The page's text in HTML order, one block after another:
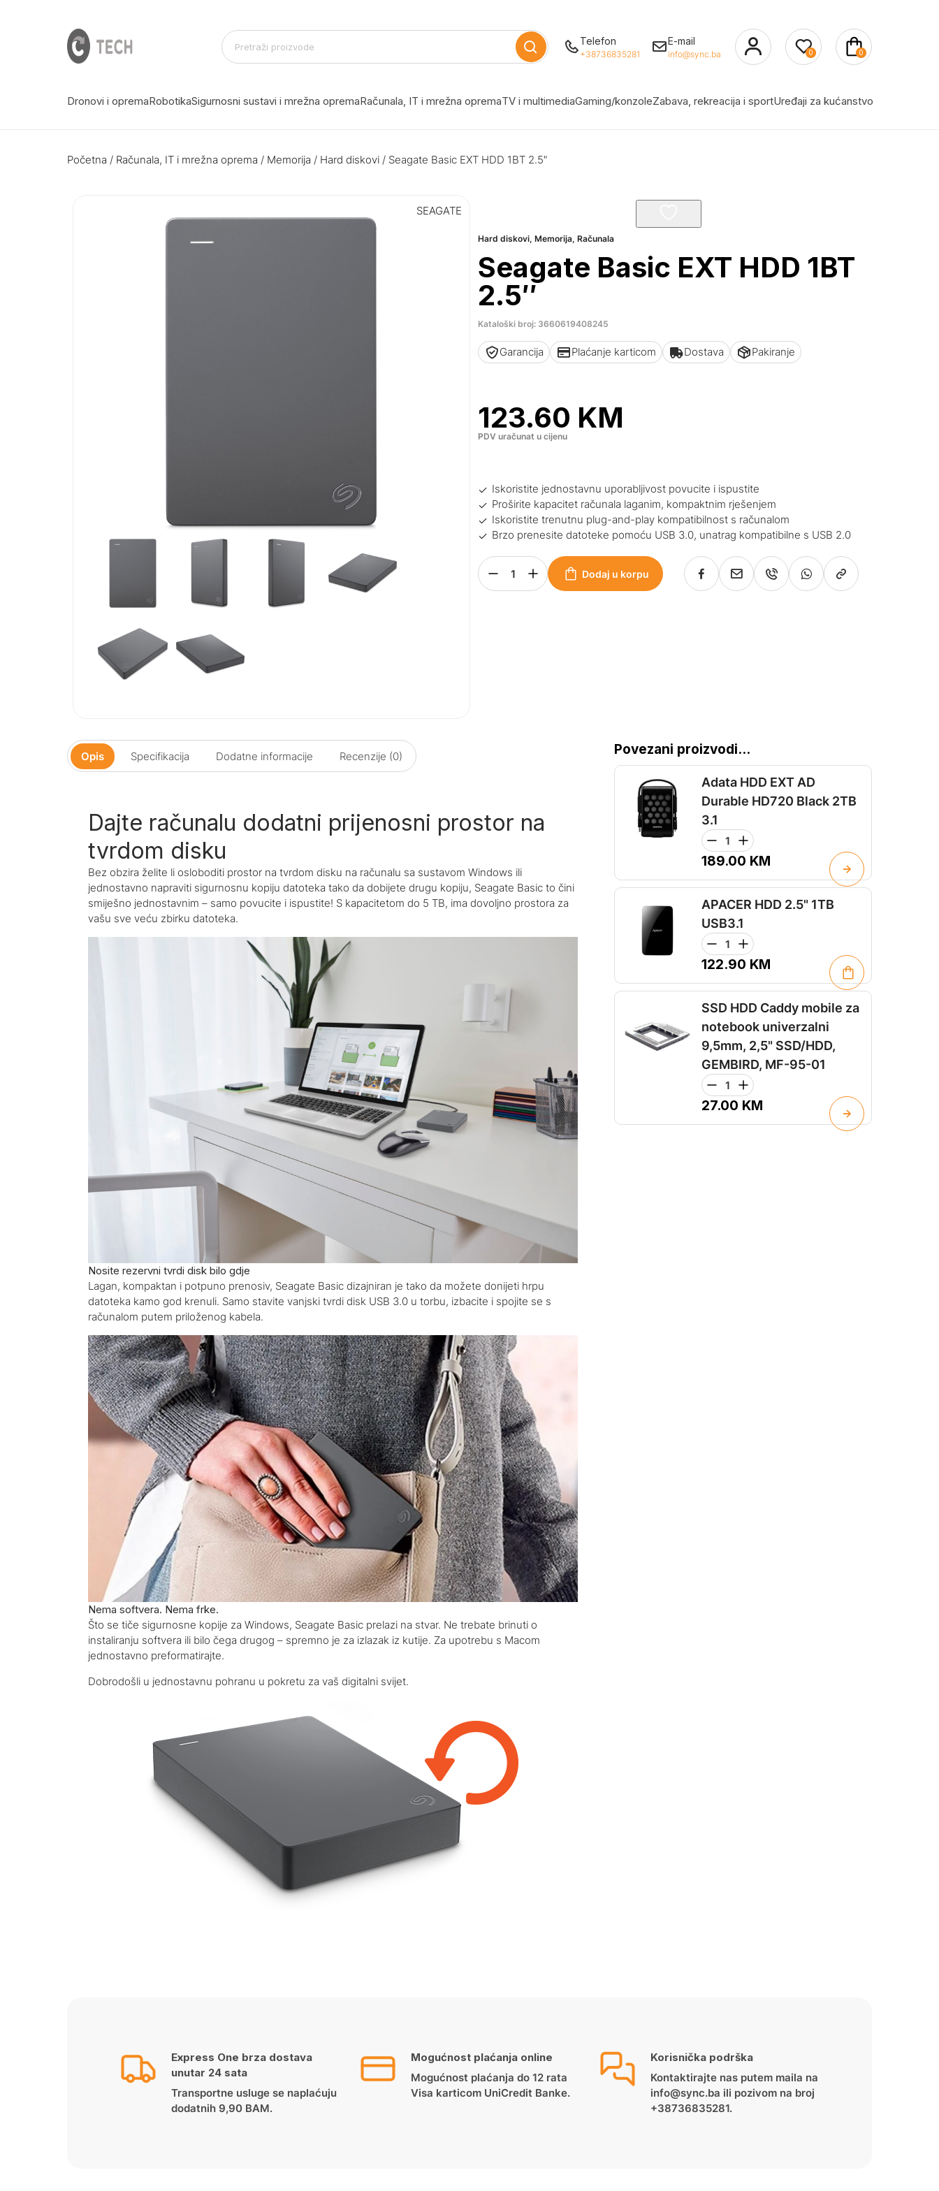
Telefon
+38736835281
E-mail
info@sync.ba 0 0
Dronovi i opremaRobotikaSigurnosni sustavi i mrežna opremaRačunala, IT i mrežna opremaTV i multimediaGaming/konzoleZabava, rekreacija i sportUređaji za kućanstvo
Početna / Računala, IT i mrežna oprema / Memorija / Hard diskovi / Seagate Basic EXT HDD 1BT 2.5″
SEAGATE
Hard diskovi,Memorija,Računala
Seagate Basic EXT HDD 1BT
2.5″
Kataloški broj: 3660619408245
Garancija Plaćanje karticom Dostava Pakiranje
123.60 KM
PDV uračunat u cijenu
Iskoristite jednostavnu uporabljivost povucite i ispustite
Proširite kapacitet računala laganim, kompaktnim rješenjem
Iskoristite trenutnu plug-and-play kompatibilnost s računalom
Brzo prenesite datoteke pomoću USB 3.0, unatrag kompatibilne s USB 2.0
Dodaj u korpu
Opis Specifikacija Dodatne informacije Recenzije (0)
Dajte računalu dodatni prijenosni prostor na
tvrdom disku
Bez obzira želite li osloboditi prostor na tvrdom disku na računalu sa sustavom Windows ili
jednostavno napraviti sigurnosnu kopiju datoteka tako da dobijete drugu kopiju, Seagate Basic to čini
smiješno jednostavnim – samo povucite i ispustite! S kapacitetom do 5 TB, ima dovoljno prostora za
vašu sve veću zbirku datoteka.
Nosite rezervni tvrdi disk bilo gdje
Lagan, kompaktan i potpuno prenosiv, Seagate Basic dizajniran je tako da možete donijeti hrpu
datoteka kamo god krenuli. Samo stavite vanjski tvrdi disk USB 3.0 u torbu, izbacite i spojite se s
računalom putem priloženog kabela.
Nema softvera. Nema frke.
Što se tiče sigurnosne kopije za Windows, Seagate Basic prelazi na stvar. Ne trebate brinuti o
instaliranju softvera ili bilo čega drugog – spremno je za izlazak iz kutije. Za upotrebu s Macom
jednostavno preformatirajte.
Dobrodošli u jednostavnu pohranu u pokretu za vaš digitalni svijet.
Povezani proizvodi...
Adata HDD EXT AD
Durable HD720 Black 2TB
3.1
189.00 KM
APACER HDD 2.5" 1TB
USB3.1
122.90 KM
SSD HDD Caddy mobile za
notebook univerzalni
9,5mm, 2,5" SSD/HDD,
GEMBIRD, MF-95-01
27.00 KM
Express One brza dostava
unutar 24 sata
Transportne usluge se naplaćuju
dodatnih 9,90 BAM.
Mogućnost plaćanja online
Mogućnost plaćanja do 12 rata
Visa karticom UniCredit Banke.
Korisnička podrška
Kontaktirajte nas putem maila na
info@sync.ba ili pozivom na broj
+38736835281.